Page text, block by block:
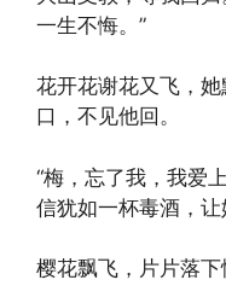
一生不悔。”
花开花谢花又飞，
口，不见他回。
“梅，忘了我，我爱
信犹如一杯毒酒，让
樱花飘飞，片片落下